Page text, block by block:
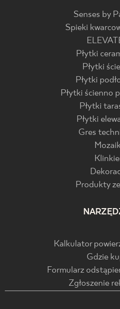
Senses by
Spieki
Płytki
Płytki
Płytki
Płytki ścienno
Płytki
Płytki
Gres
Produkty ze
Kalkulator
Gdzie
Formularz
Zgłoszenie